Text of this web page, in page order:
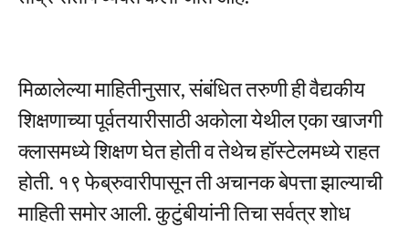
मिळालेल्या माहितीनुसार, संबंधित तरुणी ही वैद्यकीय
शिक्षणाच्या पूर्वतयारीसाठी अकोला येथील एका खाजगी
क्लासमध्ये शिक्षण घेत होती व तेथेच हॉस्टेलमध्ये राहत
होती. १९ फेब्रुवारीपासून ती अचानक बेपत्ता झाल्याची
माहिती समोर आली. कुटुंबीयांनी तिचा सर्वत्र शोध